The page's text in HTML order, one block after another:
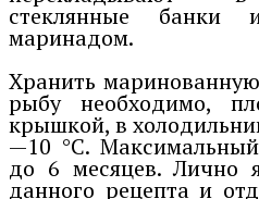
стеклянные банки
маринадом.
Хранить
рыбу необходимо,
крышкой, в
—10 °C.
до 6 месяцев. Лично
данного рецепта и